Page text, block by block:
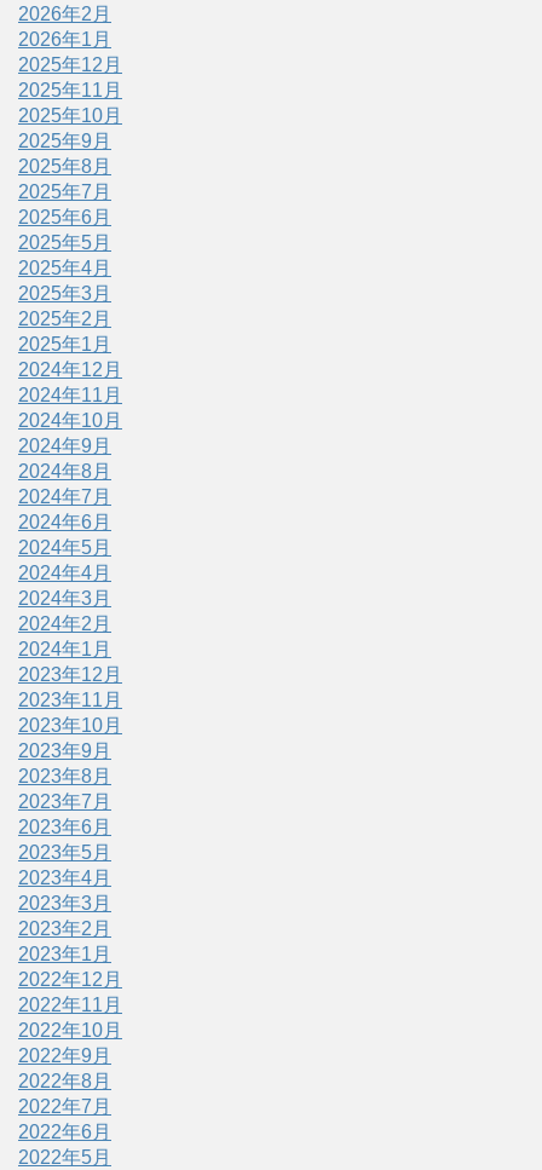
2026年2月
2026年1月
2025年12月
2025年11月
2025年10月
2025年9月
2025年8月
2025年7月
2025年6月
2025年5月
2025年4月
2025年3月
2025年2月
2025年1月
2024年12月
2024年11月
2024年10月
2024年9月
2024年8月
2024年7月
2024年6月
2024年5月
2024年4月
2024年3月
2024年2月
2024年1月
2023年12月
2023年11月
2023年10月
2023年9月
2023年8月
2023年7月
2023年6月
2023年5月
2023年4月
2023年3月
2023年2月
2023年1月
2022年12月
2022年11月
2022年10月
2022年9月
2022年8月
2022年7月
2022年6月
2022年5月